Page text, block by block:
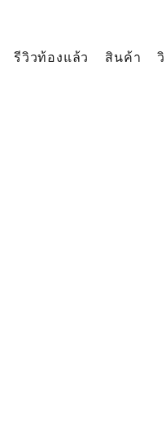
รีวิวท้องแล้ว สินค้า